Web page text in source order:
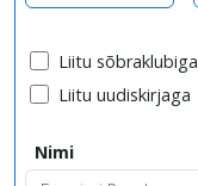
Liitu sõbraklubiga
Liitu uudiskirjaga
Nimi